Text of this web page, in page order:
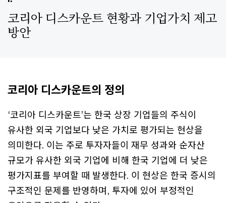
코리아 디스카운트 현황과 기업가치 제고
방안
코리아 디스카운트의 정의
‘코리아 디스카운트’는 한국 상장 기업들의 주식이
유사한 외국 기업보다 낮은 가치로 평가되는 현상을
의미한다. 이는 주로 투자자들이 재무 성과와 순자산
규모가 유사한 외국 기업에 비해 한국 기업에 더 낮은
평가지표를 부여할 때 발생한다. 이 현상은 한국 증시의
구조적인 문제를 반영하며, 투자에 있어 부정적인